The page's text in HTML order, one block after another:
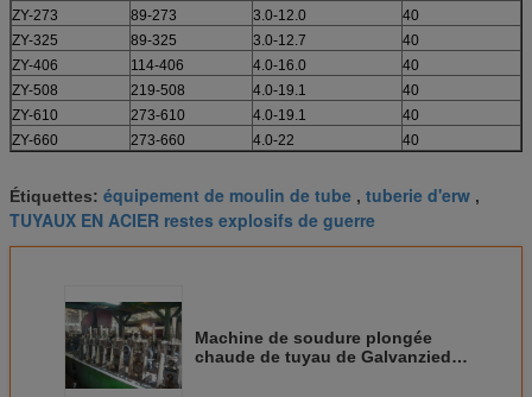
ZY-273
89-273 3.0-12.0
40
ZY-325
89-325 3.0-12.7
40
ZY-406
114-406 4.0-16.0
40
ZY-508
219-508 4.0-19.1
40
ZY-610
273-610 4.0-19.1
40
ZY-660
273-660 4.0-22 40
Étiquettes: équipement de moulin de tube , tuberie d'erw ,
TUYAUX EN ACIER restes explosifs de guerre
Machine de soudure plongée
chaude de tuyau de Galvanzied